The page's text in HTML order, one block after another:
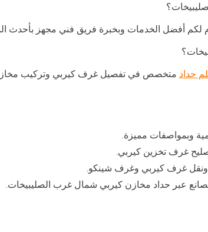
أفضل الخدمات وبخبرة فريق فني مجهز بأحدث
حداد متخصص في تفصيل غرف كيربي وتركيب مخازن
وبمواصفات مميزة.
غرف تخزين كيربي.
ونقل غرف كيربي وغرف شينكو.
عبر حداد مخازن كيربي شمال غرب الصليبيخات.